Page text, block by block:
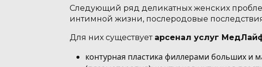
Следующий ряд деликатных женских
интимной жизни, послеродовые
Для них существует арсенал услуг
контурная пластика филлерами больших и